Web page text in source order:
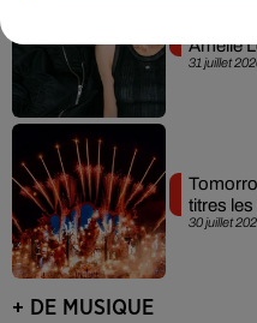
31 juillet
Amelie
30 juillet
titres
+ DE MUSIQUE